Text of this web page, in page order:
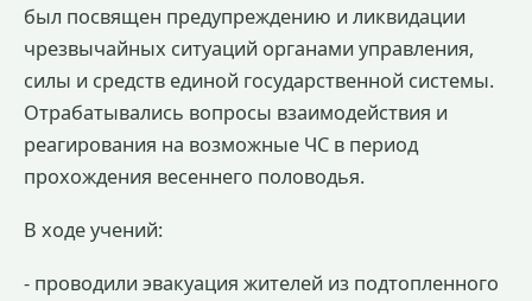
был посвящен предупреждению и ликвидации
чрезвычайных ситуаций органами управления,
силы и средств единой государственной системы.
Отрабатывались вопросы взаимодействия и
реагирования на возможные ЧС в период
прохождения весеннего половодья.
В ходе учений:
- проводили эвакуация жителей из подтопленного